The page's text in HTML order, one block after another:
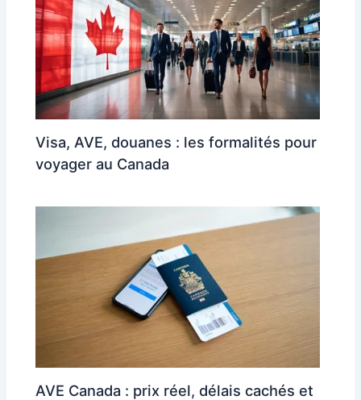
Visa, AVE, douanes : les formalités pour
voyager au Canada
AVE Canada : prix réel, délais cachés et